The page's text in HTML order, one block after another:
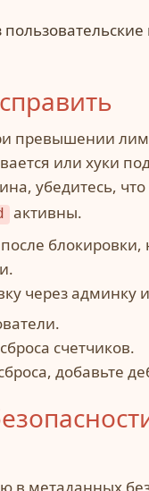
превышении
или хуки
убедитесь,
активны.
через админку
счетчиков.
добавьте
в метаданных